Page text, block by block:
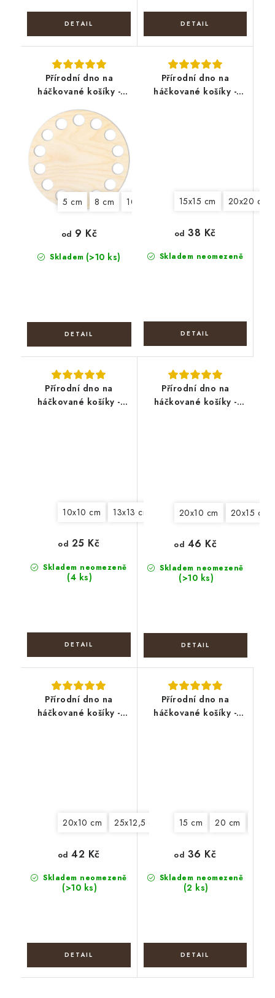
Přírodní dno na
háčkované košíky -
5 cm 8 cm 10 cm 12 cm 13 cm 14 cm
Skladem (>10 ks)
od 9 Kč
Přírodní dno na
háčkované košíky -
15x15 cm 20x20 cm
Skladem neomezeně
od 38 Kč
Přírodní dno na
háčkované košíky -
10x10 cm 13x13 cm 15x15 cm 18x18 cm
Skladem neomezeně
(4 ks)
od 25 Kč
Přírodní dno na
háčkované košíky -
20x10 cm 20x15 cm
Skladem neomezeně
(>10 ks)
od 46 Kč
Přírodní dno na
háčkované košíky -
20x10 cm 25x12,5 cm 30x15 cm
Skladem neomezeně
(>10 ks)
od 42 Kč
Přírodní dno na
háčkované košíky -
15 cm 20 cm
Skladem neomezeně
(2 ks)
od 36 Kč